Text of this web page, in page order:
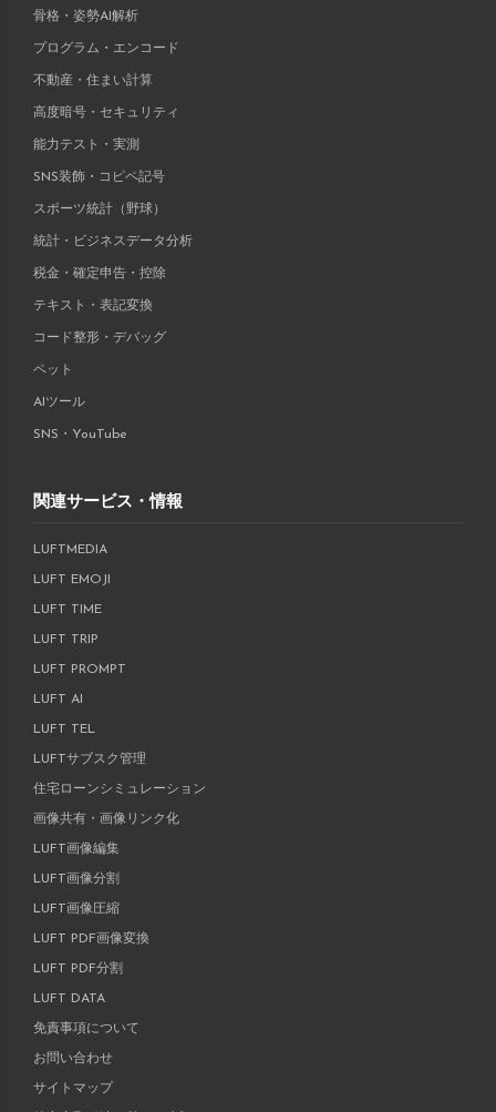
骨格・姿勢AI解析
プログラム・エンコード
不動産・住まい計算
高度暗号・セキュリティ
能力テスト・実測
SNS装飾・コピペ記号
スポーツ統計（野球）
統計・ビジネスデータ分析
税金・確定申告・控除
テキスト・表記変換
コード整形・デバッグ
ペット
AIツール
SNS・YouTube
関連サービス・情報
LUFTMEDIA
LUFT EMOJI
LUFT TIME
LUFT TRIP
LUFT PROMPT
LUFT AI
LUFT TEL
LUFTサブスク管理
住宅ローンシミュレーション
画像共有・画像リンク化
LUFT画像編集
LUFT画像分割
LUFT画像圧縮
LUFT PDF画像変換
LUFT PDF分割
LUFT DATA
免責事項について
お問い合わせ
サイトマップ